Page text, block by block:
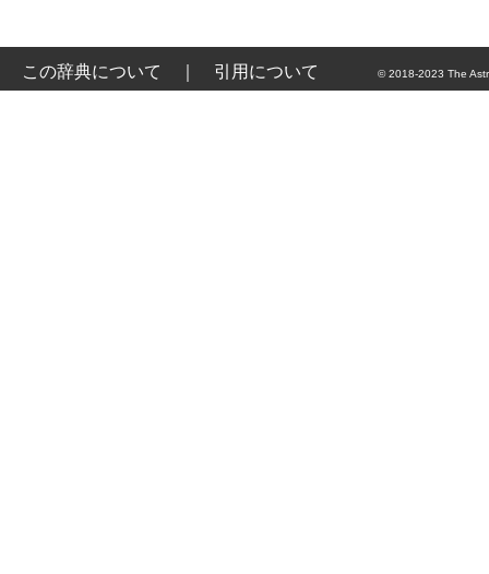
この辞典について 引用について © 2018-2023 The